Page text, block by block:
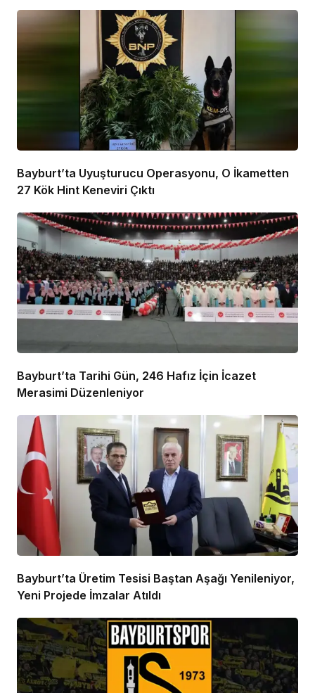
Bayburt’ta Uyuşturucu Operasyonu, O İkametten
27 Kök Hint Keneviri Çıktı
Bayburt’ta Tarihi Gün, 246 Hafız İçin İcazet
Merasimi Düzenleniyor
Bayburt’ta Üretim Tesisi Baştan Aşağı Yenileniyor,
Yeni Projede İmzalar Atıldı